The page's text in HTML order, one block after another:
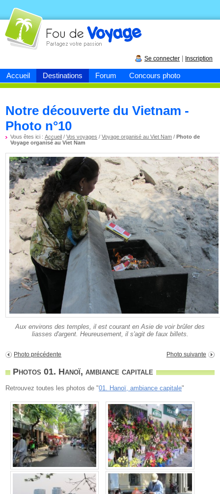
Accueil Destinations Forum Concours photo
Fou devoyage
Se connecter Inscription
Notre découverte du Vietnam -
Photo n°10
Vous êtes ici :Accueil /Vos voyages /Voyage organisé au Viet Nam /Photo de
Voyage organisé au Viet Nam
Aux environs des temples, il est courant en Asie de voir brûler des
liasses d'argent. Heureusement, il s'agit de faux billets.
Photo précédente Photo suivante
Photos 01. Hanoï, ambiance capitale
Retrouvez toutes les photos de "01. Hanoï, ambiance capitale"